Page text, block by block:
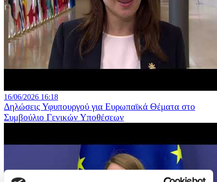
16/06/2026 16:18
Δηλώσεις Υφυπουργού για Ευρωπαϊκά Θέματα στο
Συμβούλιο Γενικών Υποθέσεων